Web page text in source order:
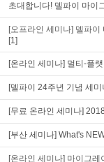
초대합니다! 델파이 마이
[오프라인 세미나] 델파
[1]
[온라인 세미나] 멀티-플
[델파이 24주년 기념 세
[무료 온라인 세미나]
[부산 세미나] What's
[온라인 세미나] 마이그